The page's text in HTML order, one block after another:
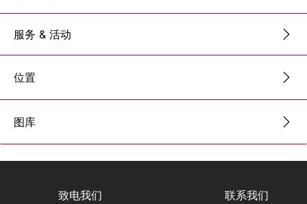
服务 & 活动
位置
图库
致电我们 联系我们